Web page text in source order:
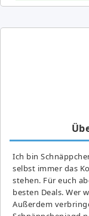
Ich bin
selbst immer das
stehen. Für euch
besten Deals. Wer
Außerdem